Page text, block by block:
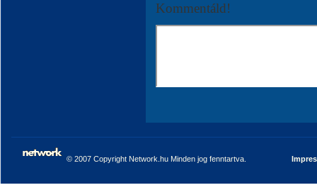
Kommentáld!
© 2007 Copyright Network.hu Minden jog fenntartva.